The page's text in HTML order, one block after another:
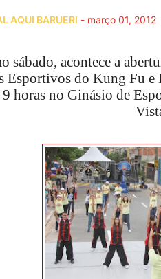
AQUI BARUERI - março 01, 2012
sábado, acontece a
Esportivos do Kung Fu e
horas no Ginásio de